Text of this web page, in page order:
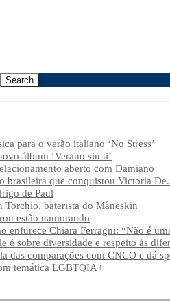
Search
para o verão italiano ‘No Stress’
álbum ‘Verano sin ti’
aberto com Damiano
brasileira que conquistou Victoria
de Paul
Torchio, baterista do Måneskin
estão namorando
enfurece Chiara Ferragni: “Não é
é sobre diversidade e respeito às
das comparações com CNCO e dá
temática LGBTQIA+